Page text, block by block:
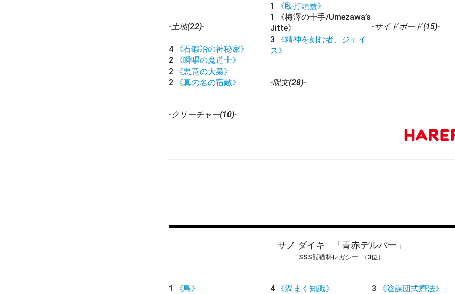
-土地(22)-
4
《石鍛冶の神秘家》
2
《瞬唱の魔道士》
2
《悪意の大梟》
2
《真の名の宿敵》
-クリーチャー(10)-
1
《殴打頭蓋》
1
《梅澤の十手/Umezawa’s
Jitte》
3
《精神を刻む者、ジェイ
ス》
-呪文(28)-
-サイドボード(15)-
サノ ダイキ 「青赤デルバー」
SSS熊猫杯レガシー （3位）
1
《島》
4
《渦まく知識》
3
《陰謀団式療法》